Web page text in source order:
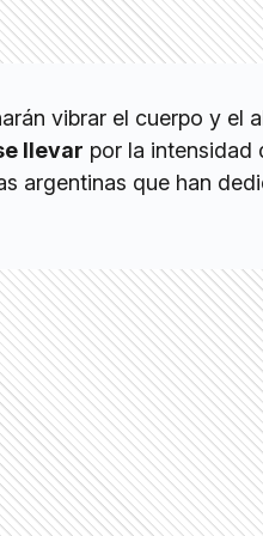
vibrar el cuerpo y el
llevar por la intensidad
argentinas que han